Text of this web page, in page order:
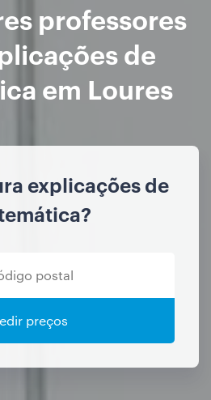
professores
de
em Loures
explicações de
preços